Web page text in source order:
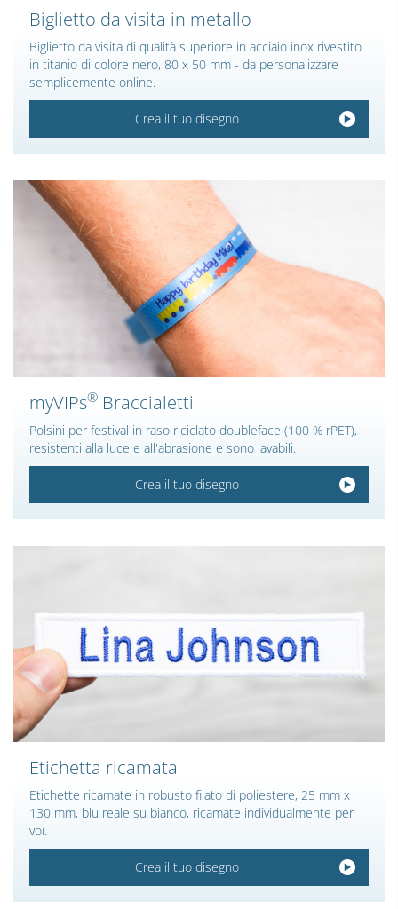
Biglietto da visita in metallo
Biglietto da visita di qualità superiore in acciaio inox rivestito
in titanio di colore nero, 80 x 50 mm - da personalizzare
semplicemente online.
Crea il tuo disegno
myVIPs® Braccialetti
Polsini per festival in raso riciclato doubleface (100 % rPET),
resistenti alla luce e all'abrasione e sono lavabili.
Crea il tuo disegno
Etichetta ricamata
Etichette ricamate in robusto filato di poliestere, 25 mm x
130 mm, blu reale su bianco, ricamate individualmente per
voi.
Crea il tuo disegno